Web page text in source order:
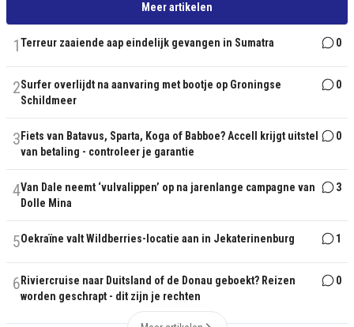
Meer artikelen
1Terreur zaaiende aap eindelijk gevangen in Sumatra 0
2Surfer overlijdt na aanvaring met bootje op Groningse
Schildmeer
0
3 Fiets van Batavus, Sparta, Koga of Babboe? Accell krijgt uitstel
van betaling - controleer je garantie
0
4Van Dale neemt ‘vulvalippen’ op na jarenlange campagne van
Dolle Mina
3
5Oekraïne valt Wildberries-locatie aan in Jekaterinenburg 1
6 Riviercruise naar Duitsland of de Donau geboekt? Reizen
worden geschrapt - dit zijn je rechten
0